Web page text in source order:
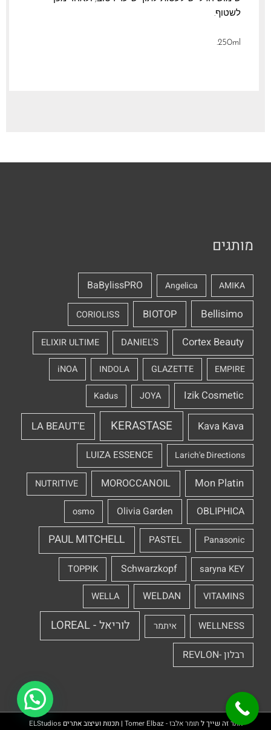
לשטוף.
250ml.
מותגים
AMIKA
Angelica
BaBylissPRO
Bellisimo
BIOTOP
CORIOLISS
Cortex Beauty
DANIEL'S
ELIXIR ULTIME
EMPIRE
GLAZETTE
INDOLA
iNOA
Izik Cosmetic
JOYA
Kadus
Kava Kava
KERASTASE
LA BEAUT'E
Larich'e Directions
LUIZA ESSENCE
Mon Platin
MOROCCANOIL
NUTRITIVE
OBLIPHICA
Olivia Garden
osmo
Panasonic
PASTEL
PAUL MITCHELL
saryna KEY
Schwarzkopf
TOPPIK
VITAMINS
WELDAN
WELLA
WELLNESS איתמר לוריאל - LOREAL
רבלון -REVLON
אתר זה שייך לתומר אלבז - Tomer Elbaz | תכנות ועיצוב אתריםELStudios
1